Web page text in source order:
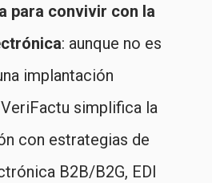
para convivir con la
: aunque no es
implantación
simplifica la
con estrategias de
B2B/B2G, EDI